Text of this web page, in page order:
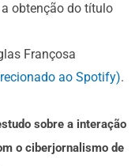
obtenção do título
Françosa
ao Spotify).
sobre a interação
o ciberjornalismo de